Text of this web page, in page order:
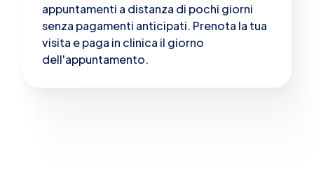
appuntamenti a distanza di pochi giorni
senza pagamenti anticipati. Prenota la tua
visita e paga in clinica il giorno
dell'appuntamento.